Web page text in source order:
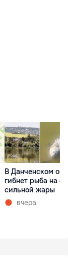
В Данченском
гибнет рыба на
сильной жары
вчера